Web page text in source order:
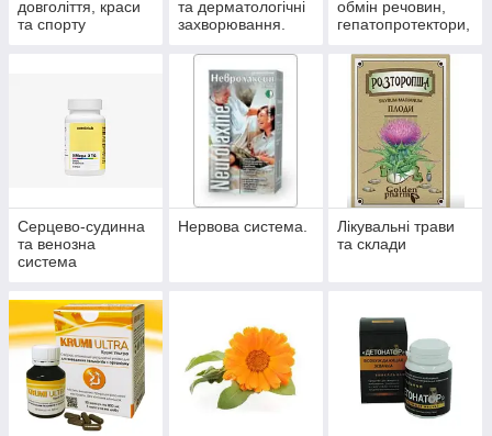
довголіття, краси
та спорту
та дерматологічні
захворювання.
обмін речовин,
гепатопротектори,
Серцево-судинна
та венозна
система
Нервова система.
Лікувальні трави
та склади